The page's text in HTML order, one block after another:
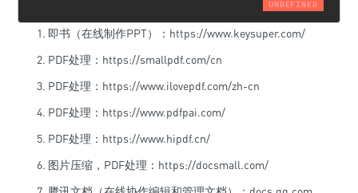
即书（在线制作PPT）：https://www.keysuper.com/
PDF处理：https://smallpdf.com/cn
PDF处理：https://www.ilovepdf.com/zh-cn
PDF处理：https://www.pdfpai.com/
PDF处理：https://www.hipdf.cn/
图片压缩，PDF处理：https://docsmall.com/